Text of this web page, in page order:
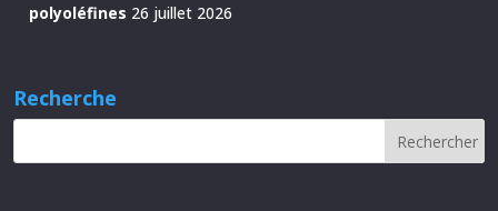
polyoléfines 26 juillet 2026
Recherche